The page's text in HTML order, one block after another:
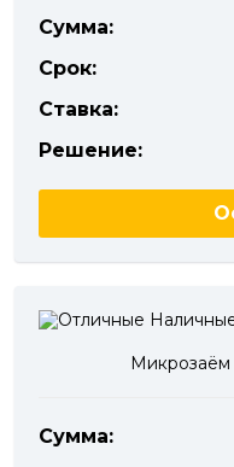
Сумма:
Срок:
Ставка:
Решение:
Микрозаём
Сумма: